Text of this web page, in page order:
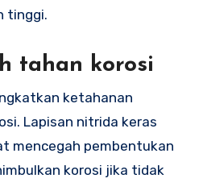
tinggi.
tahan korosi
ketahanan
Lapisan nitrida keras
mencegah pembentukan
korosi jika tidak